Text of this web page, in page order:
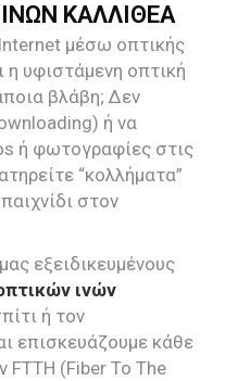
ΚΑΛΛΙΘΕΑ
μέσω οπτικής
η υφιστάμενη οπτική
βλάβη; Δεν
ή να
ή φωτογραφίες στις
“κολλήματα”
στον
εξειδικευμένους
ινών
ή τον
επισκευάζουμε κάθε
FTTH (Fiber To The